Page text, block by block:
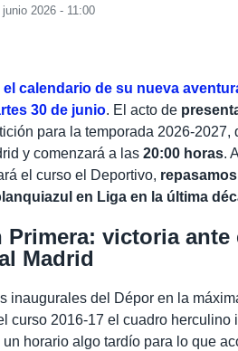
junio 2026 - 11:00
calendario de su nueva
30 de junio. El acto de
para la temporada 2026-2027,
y comenzará a las20:00 horas.
el curso el Deportivo,
en Liga en la última
Primera: victoria ante
Madrid
inaugurales del Dépor en la
curso 2016-17 el cuadro herculino
horario algo tardío para lo que